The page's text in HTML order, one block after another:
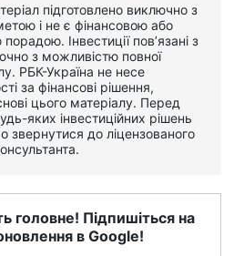
підготовлено виключно з
і не є фінансовою або
порадою. Інвестиції пов’язані з
з можливістю повної
РБК-Україна не несе
за фінансові рішення,
цього матеріалу. Перед
яких інвестиційних рішень
звернутися до ліцензованого
головне! Підпишіться на
в Google!